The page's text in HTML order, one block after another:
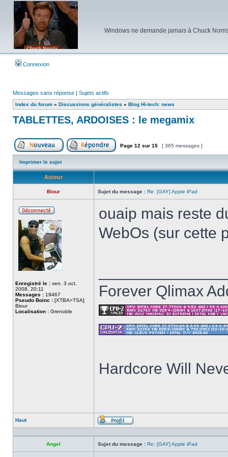
Windows ne demande jamais à Chuck
Connexion
Messages sans réponse | Sujets actifs
Index du forum » Discussions généralistes » Blog Hi-tech: news
TABLETTES, ARDOISES : le megamix
Poster un nouveau sujetRépondre au sujet
Page 12 sur 15 [ 365 messages ]
Imprimer le sujet
Auteur
Biour Sujet du message : Re: [GAY] Apple iPad
ligne
Enregistré le : ven. 3 oct.
2008, 20:11
Messages : 19467
Pseudo Boinc : [XTBA>TSA]
Biour
Localisation : Grenoble
ouaip mais reste
WebOs (sur cette
Forever Qlimax
Hardcore Will
Haut
Profil
Angel Sujet du message : Re: [GAY] Apple iPad